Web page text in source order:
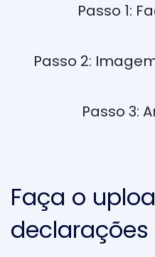
Passo 1:
Passo 2:
Passo 3:
Faça o
declarações